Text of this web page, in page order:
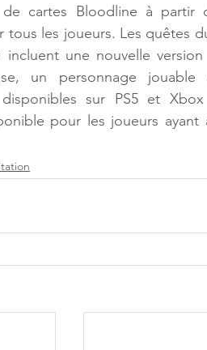
de cartes Bloodline à
tous les joueurs. Les quêtes
incluent une nouvelle
un personnage
disponibles sur PS5 et
pour les joueurs